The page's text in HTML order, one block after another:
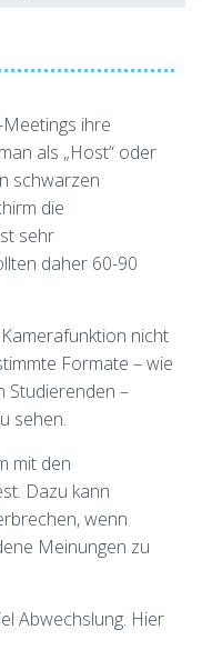
ihre
als „Host“ oder
schwarzen
die
sehr
daher 60-90
nicht
Formate – wie
Studierenden –
sehen.
mit den
Dazu kann
wenn
Meinungen zu
Abwechslung. Hier